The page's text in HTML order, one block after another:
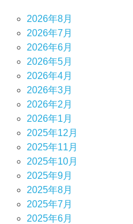
2026年8月
2026年7月
2026年6月
2026年5月
2026年4月
2026年3月
2026年2月
2026年1月
2025年12月
2025年11月
2025年10月
2025年9月
2025年8月
2025年7月
2025年6月